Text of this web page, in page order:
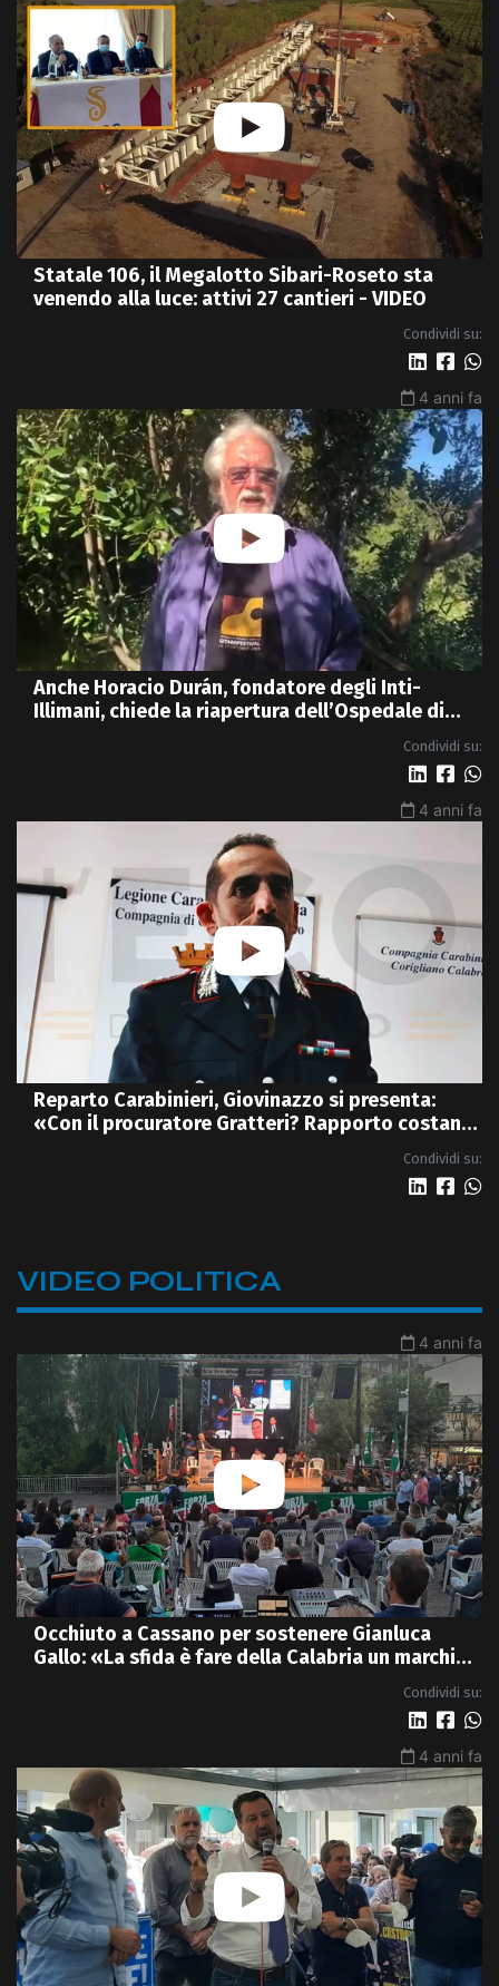
Statale 106, il Megalotto Sibari-Roseto sta
venendo alla luce: attivi 27 cantieri - VIDEO
Condividi su:
4 anni fa
Anche Horacio Durán, fondatore degli Inti-
Illimani, chiede la riapertura dell’Ospedale di
Condividi su:
4 anni fa
Reparto Carabinieri, Giovinazzo si presenta:
«Con il procuratore Gratteri? Rapporto costante
Condividi su:
VIDEO POLITICA
4 anni fa
Occhiuto a Cassano per sostenere Gianluca
Gallo: «La sfida è fare della Calabria un marchio
Condividi su:
4 anni fa